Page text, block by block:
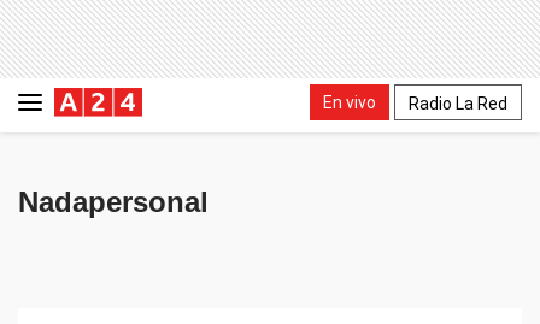
En vivo Radio La Red
Nadapersonal